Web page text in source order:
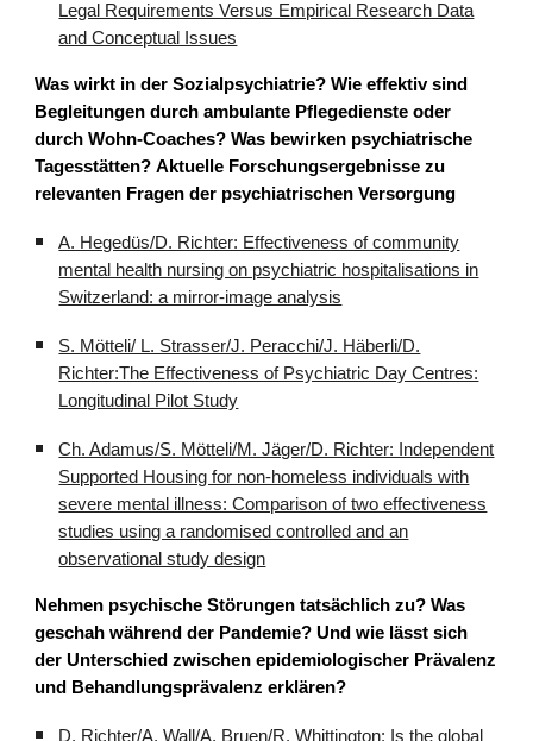
Legal Requirements Versus Empirical Research Data
and Conceptual Issues
Was wirkt in der Sozialpsychiatrie? Wie effektiv sind
Begleitungen durch ambulante Pflegedienste oder
durch Wohn-Coaches? Was bewirken psychiatrische
Tagesstätten? Aktuelle Forschungsergebnisse zu
relevanten Fragen der psychiatrischen Versorgung
A. Hegedüs/D. Richter: Effectiveness of community
mental health nursing on psychiatric hospitalisations in
Switzerland: a mirror-image analysis
S. Mötteli/ L. Strasser/J. Peracchi/J. Häberli/D.
Richter:The Effectiveness of Psychiatric Day Centres:
Longitudinal Pilot Study
Ch. Adamus/S. Mötteli/M. Jäger/D. Richter: Independent
Supported Housing for non-homeless individuals with
severe mental illness: Comparison of two effectiveness
studies using a randomised controlled and an
observational study design
Nehmen psychische Störungen tatsächlich zu? Was
geschah während der Pandemie? Und wie lässt sich
der Unterschied zwischen epidemiologischer Prävalenz
und Behandlungsprävalenz erklären?
D. Richter/A. Wall/A. Bruen/R. Whittington: Is the global